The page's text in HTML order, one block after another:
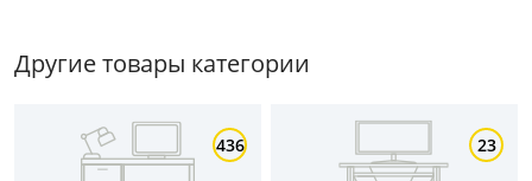
Цвет
Белый
Другие товары категории
436 23